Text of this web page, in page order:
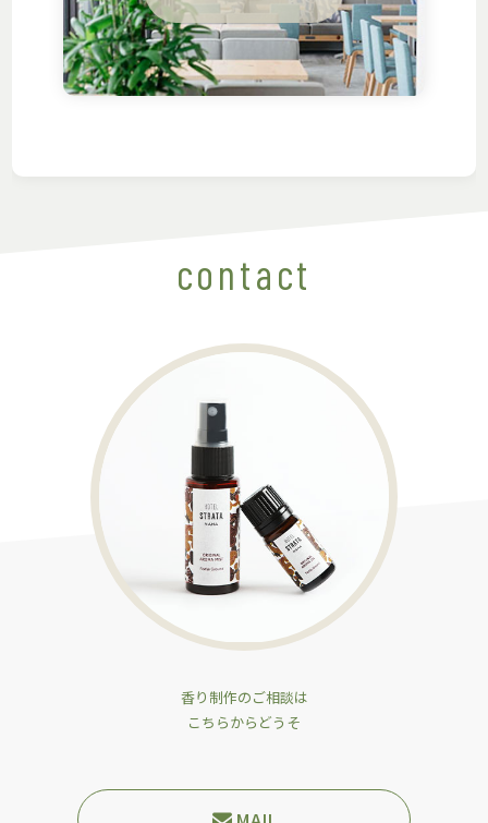
contact
香り制作のご相談は
こちらからどうそ